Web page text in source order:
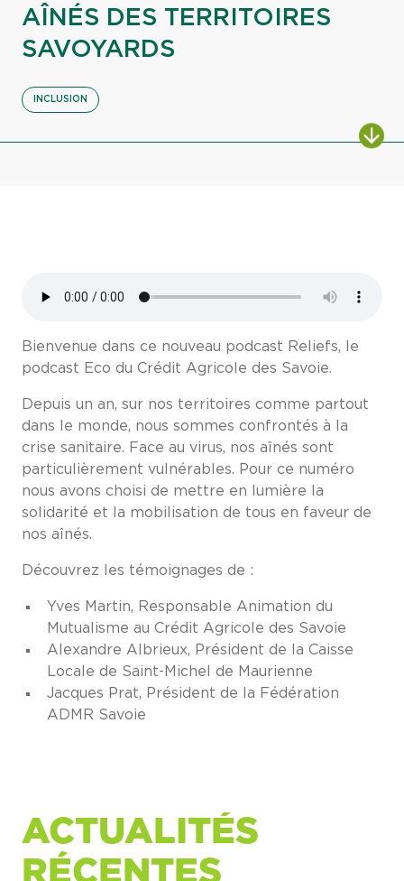
AÎNÉS DES TERRITOIRES
SAVOYARDS
INCLUSION
Bienvenue dans ce nouveau podcast Reliefs, le
podcast Eco du Crédit Agricole des Savoie.
Depuis un an, sur nos territoires comme partout
dans le monde, nous sommes confrontés à la
crise sanitaire. Face au virus, nos aînés sont
particulièrement vulnérables. Pour ce numéro
nous avons choisi de mettre en lumière la
solidarité et la mobilisation de tous en faveur de
nos aînés.
Découvrez les témoignages de :
Yves Martin, Responsable Animation du
Mutualisme au Crédit Agricole des Savoie
Alexandre Albrieux, Président de la Caisse
Locale de Saint-Michel de Maurienne
Jacques Prat, Président de la Fédération
ADMR Savoie
ACTUALITÉS
RÉCENTES